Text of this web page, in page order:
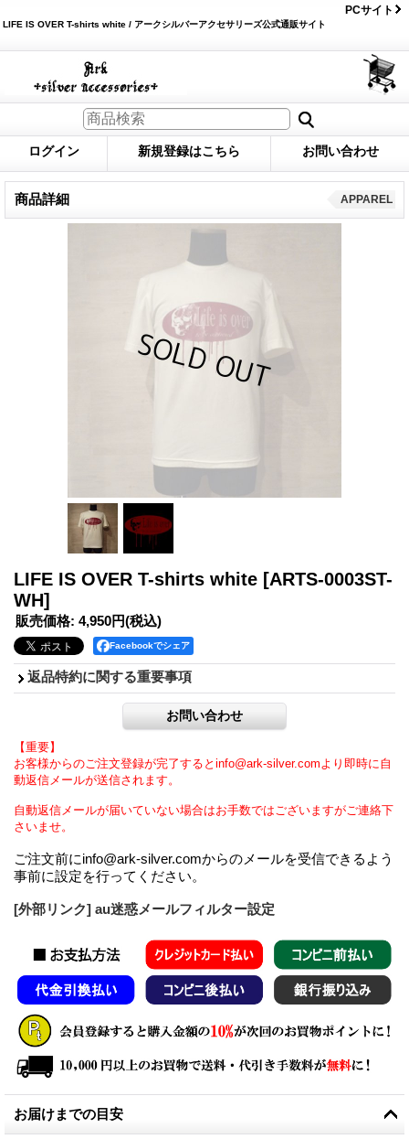
LIFE IS OVER T-shirts white / アークシルバーアクセサリーズ公式通販サイト
PCサイト
ログイン 新規登録はこちら お問い合わせ
商品詳細 APPAREL
LIFE IS OVER T-shirts white [ARTS-0003ST-
WH]
販売価格: 4,950円(税込)
Facebookでシェア
返品特約に関する重要事項
【重要】
お客様からのご注文登録が完了するとinfo@ark-silver.comより即時に自
動返信メールが送信されます。
自動返信メールが届いていない場合はお手数ではございますがご連絡下
さいませ。
ご注文前にinfo@ark-silver.comからのメールを受信できるよう
事前に設定を行ってください。
[外部リンク] au迷惑メールフィルター設定
お届けまでの目安